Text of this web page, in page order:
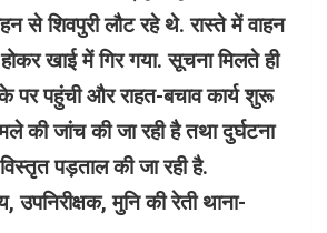
से शिवपुरी लौट रहे थे. रास्ते में वाहन
खाई में गिर गया. सूचना मिलते ही
पर पहुंची और राहत-बचाव कार्य शुरू
की जांच की जा रही है तथा दुर्घटना
पड़ताल की जा रही है.
उपनिरीक्षक,मुनि की रेती थाना-